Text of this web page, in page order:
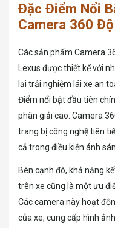
Đặc Điểm Nổi
Camera 360
Các sản phẩm Camera
Lexus được thiết kế với
lại trải nghiệm lái xe an
Điểm nổi bật đầu tiên
phân giải cao. Camera
trang bị công nghệ tiên
cả trong điều kiện ánh
Bên cạnh đó, khả năng
trên xe cũng là một ưu
Các camera này hoạt
của xe, cung cấp hình